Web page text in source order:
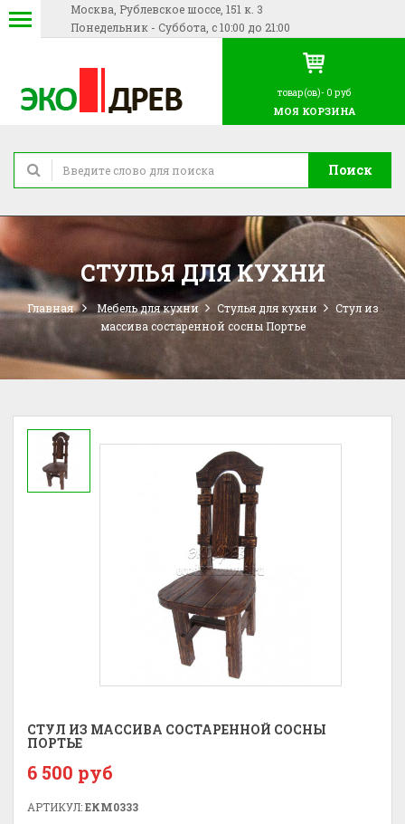
Москва, Рублевское шоссе, 151 к. 3
Понедельник - Суббота, с 10:00 до 21:00
Поиск
товар(ов)- 0 руб
МОЯ КОРЗИНА
СТУЛЬЯ ДЛЯ КУХНИ
Главная Мебель для кухни Стулья для кухни
Стул из
массива состаренной сосны Портье
СТУЛ ИЗ МАССИВА СОСТАРЕННОЙ СОСНЫ
ПОРТЬЕ
6 500 руб
АРТИКУЛ:ЕКМ0333